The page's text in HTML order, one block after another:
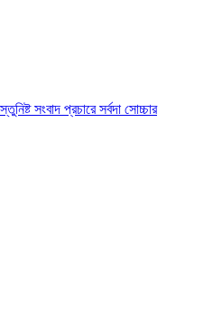
সংবাদ প্রচারে সর্বদা সোচ্চার